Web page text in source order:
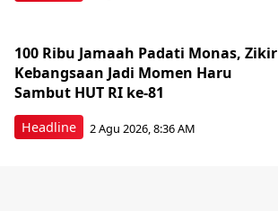
Headline
100 Ribu Jamaah Padati Monas, Zikir
Kebangsaan Jadi Momen Haru
Sambut HUT RI ke-81
2 Agu 2026, 8:36 AM